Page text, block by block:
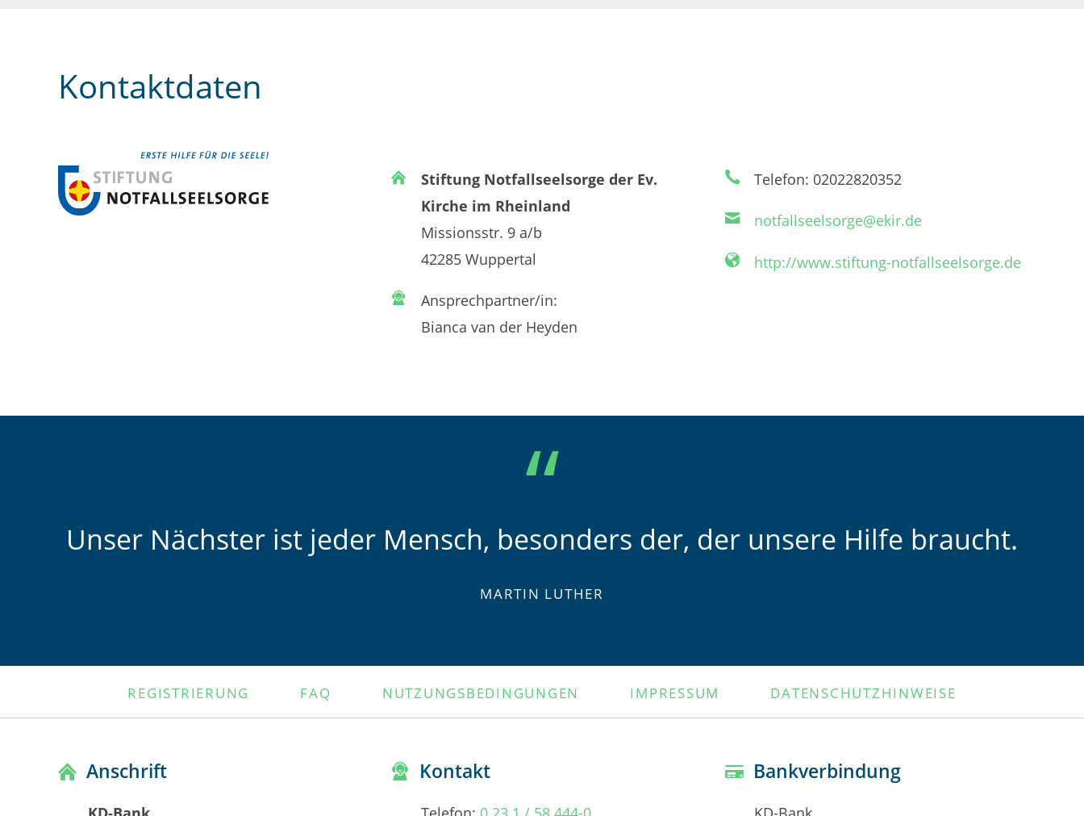
Kontaktdaten
Stiftung Notfallseelsorge der Ev.
Kirche im Rheinland
Missionsstr. 9 a/b
42285 Wuppertal
Ansprechpartner/in:
Bianca van der Heyden
Telefon: 02022820352
notfallseelsorge@ekir.de
http://www.stiftung-notfallseelsorge.de
Unser Nächster ist jeder Mensch, besonders der, der unsere Hilfe braucht.
MARTIN LUTHER
REGISTRIERUNG FAQ NUTZUNGSBEDINGUNGEN IMPRESSUM DATENSCHUTZHINWEISE
Anschrift Kontakt Bankverbindung